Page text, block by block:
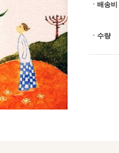
ㆍ배송비
ㆍ수량